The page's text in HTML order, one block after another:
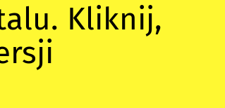
Kliknij,